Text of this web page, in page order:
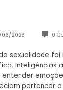
06/2026 0
sexualidade foi
Inteligências
pertencer a